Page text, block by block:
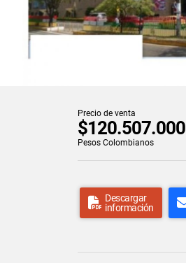
Precio de venta
$120.507.000
Pesos Colombianos
Descargar
información